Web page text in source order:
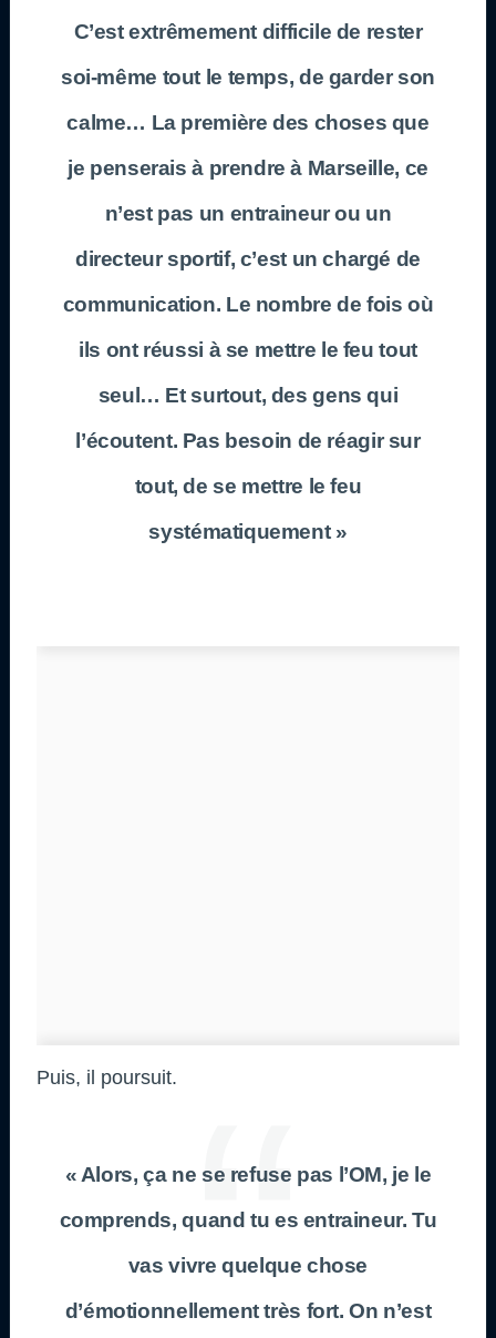
C’est extrêmement difficile de rester
soi-même tout le temps, de garder son
calme… La première des choses que
je penserais à prendre à Marseille, ce
n’est pas un entraineur ou un
directeur sportif, c’est un chargé de
communication. Le nombre de fois où
ils ont réussi à se mettre le feu tout
seul… Et surtout, des gens qui
l’écoutent. Pas besoin de réagir sur
tout, de se mettre le feu
systématiquement »
Puis, il poursuit.
« Alors, ça ne se refuse pas l’OM, je le
comprends, quand tu es entraineur. Tu
vas vivre quelque chose
d’émotionnellement très fort. On n’est